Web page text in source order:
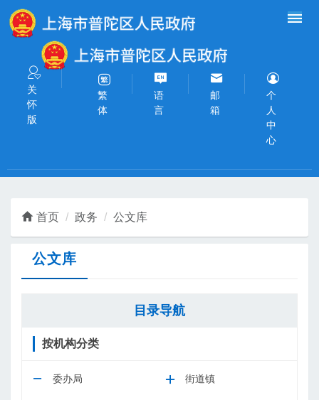
无障碍操作说明
关
怀
版
繁
体
语
言
邮
箱
个
人
中
心
首页 政务 公文库
公文库
目录导航
按机构分类
委办局 街道镇